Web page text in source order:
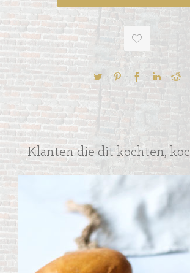
Klanten die dit kochten,